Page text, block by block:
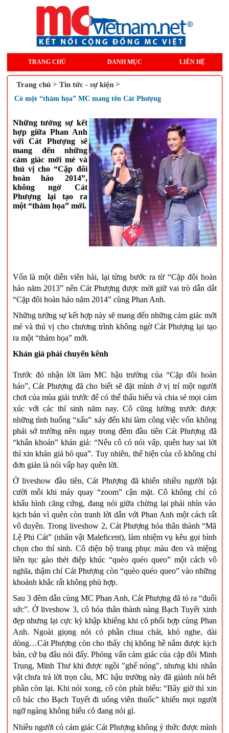
TRANG CHỦ DANH MỤC LIÊN HỆ
Trang chủ > Tin tức - sự kiện>
Có một “thảm họa” MC mang tên Cát Phượng
Những tưởng sự kết
hợp giữa Phan Anh
với Cát Phượng sẽ
mang đến những
cảm giác mới mẻ và
thú vị cho “Cặp đôi
hoàn hảo 2014”,
không ngờ Cát
Phượng lại tạo ra
một “thảm họa” mới.
Vốn là một diễn viên hài, lại từng bước ra từ “Cặp đôi hoàn
hảo năm 2013” nên Cát Phượng được mời giữ vai trò dẫn dắt
“Cặp đôi hoàn hảo năm 2014” cùng Phan Anh.
Những tưởng sự kết hợp này sẽ mang đến những cảm giác mới
mẻ và thú vị cho chương trình không ngờ Cát Phượng lại tạo
ra một “thảm họa” mới.
Khán giả phải chuyển kênh
Trước đó nhận lời làm MC hậu trường của “Cặp đôi hoàn
hảo”, Cát Phượng đã cho biết sẽ đặt mình ở vị trí một người
chơi của mùa giải trước để có thể thấu hiểu và chia sẻ mọi cảm
xúc với các thí sinh năm nay. Cô cũng lường trước được
những tình huống “xấu” xảy đến khi làm công việc vốn không
phải sở trường nên ngay trong đêm đầu tiên Cát Phượng đã
“khẩn khoản” khán giả: “Nếu cô có nói vấp, quên hay sai lời
thì xin khán giả bỏ qua”. Tuy nhiên, thể hiện của cô không chỉ
đơn giản là nói vấp hay quên lời.
Ở liveshow đầu tiên, Cát Phượng đã khiến nhiều người bật
cười mỗi khi máy quay “zoom” cận mặt. Cô không chỉ có
khẩu hình căng cứng, đang nói giữa chừng lại phải nhìn vào
kịch bản vì quên còn tranh lời dẫn với Phan Anh một cách rất
vô duyên. Trong liveshow 2, Cát Phượng hóa thân thành “Mã
Lệ Phi Cát” (nhân vật Maleficent), làm nhiệm vụ kêu gọi bình
chọn cho thí sinh. Cô diện bộ trang phục màu đen và miệng
liên tục gào thét điệp khúc “quèo quéo queo” một cách vô
nghĩa, thậm chí Cát Phượng còn “quèo quéo queo” vào những
khoảnh khắc rất không phù hợp.
Sau 3 đêm dẫn cùng MC Phan Anh, Cát Phượng đã tỏ ra “đuối
sức”. Ở liveshow 3, cô hóa thân thành nàng Bạch Tuyết xinh
đẹp nhưng lại cực kỳ khập khiểng khi cô phối hợp cùng Phan
Anh. Ngoài giọng nói có phần chua chát, khó nghe, dài
dòng…Cát Phượng còn cho thấy chị không hề nắm được kịch
bản, cứ bạ đâu nói đấy. Phỏng vấn cảm giác của cặp đôi Minh
Trung, Minh Thư khi được ngồi "ghế nóng", nhưng khi nhân
vật chưa trả lời trọn câu, MC hậu trường này đã giành nói hết
phần còn lại. Khi nói xong, cô còn phát biểu: “Bây giờ thì xin
cô bác cho Bạch Tuyết đi uống viên thuốc” khiến mọi người
ngỡ ngàng không hiểu cô đang nói gì.
Nhiều người có cảm giác Cát Phượng không ý thức được mình